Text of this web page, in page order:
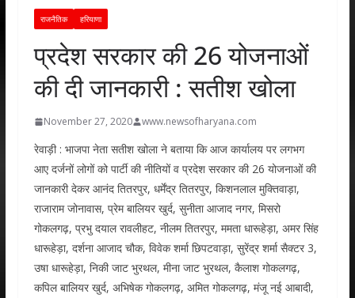
राजनैतिक हरियाणा
प्रदेश सरकार की 26 योजनाओं
की दी जानकारी : सतीश खोला
November 27, 2020 www.newsofharyana.com
रेवाड़ी : भाजपा नेता सतीश खोला ने बताया कि आज कार्यालय पर लगभग
आए दर्जनों लोगों को पार्टी की नीतियों व प्रदेश सरकार की 26 योजनाओं की
जानकारी देकर आनंद तितरपुर, धर्मेंद्र तितरपुर, किशनलाल मुक्तिवाड़ा,
राजाराम जोनावास, प्रेम बालियर खुर्द, सुनीता आजाद नगर, मिसरो
गोकलगढ़, प्रभु दयाल रावलीहट, नीलम तितरपुर, ममता धारूहेड़ा, अमर सिंह
धारूहेड़ा, दर्शना आजाद चौक, विवेक शर्मा छिपटवाड़ा, सुरेंद्र शर्मा सैक्टर 3,
उषा धारूहेड़ा, निकी जाट भुरथल, मीना जाट भुरथल, कैलाश गोकलगढ़,
कपिल बालियर खुर्द, अभिषेक गोकलगढ़, अमित गोकलगढ़, मंजू नई आबादी,